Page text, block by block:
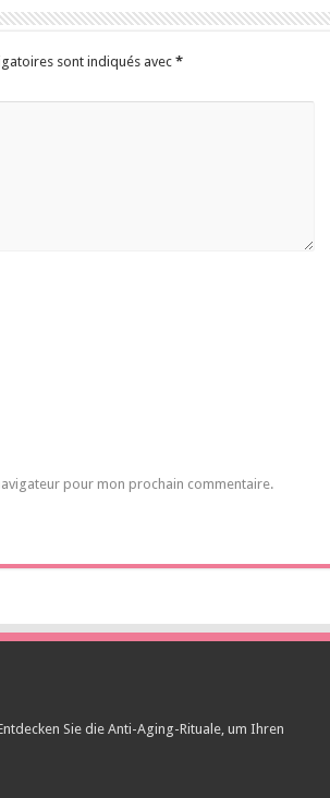
sont indiqués avec *
pour mon prochain commentaire.
Sie die Anti-Aging-Rituale, um Ihren